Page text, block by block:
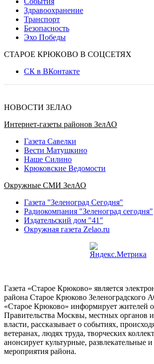
Здравоохранение
Транспорт
Безопасность
Эхо Победы
СТАРОЕ КРЮКОВО В СОЦСЕТЯХ
СК в ВКонтакте
НОВОСТИ ЗЕЛАО
Интернет-газеты районов ЗелАО
Газета Савелки
Вести Матушкино
Наше Силино
Крюковские Ведомости
Окружные СМИ ЗелАО
Газета "Зеленоград Сегодня"
Радиокомпания "Зеленоград сегодня"
Издательский дом "41"
Окружная газета Zelao.ru
Газета «Старое Крюково» является
района Старое Крюково Зеленоградского
«Старое Крюково» информирует жителей о
Правительства Москвы, местных органов
власти, рассказывает о событиях,
ветеранах, людях труда, творческих
анонсирует культурные, развлекательные
мероприятия района.